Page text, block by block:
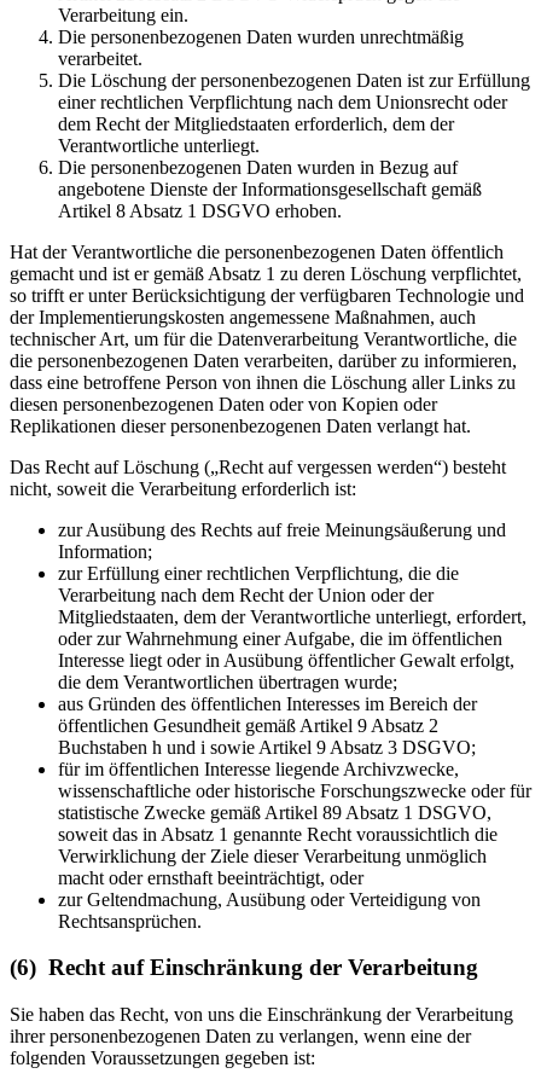
Verarbeitung ein.
Die personenbezogenen Daten wurden unrechtmäßig
verarbeitet.
Die Löschung der personenbezogenen Daten ist zur Erfüllung
einer rechtlichen Verpflichtung nach dem Unionsrecht oder
dem Recht der Mitgliedstaaten erforderlich, dem der
Verantwortliche unterliegt.
Die personenbezogenen Daten wurden in Bezug auf
angebotene Dienste der Informationsgesellschaft gemäß
Artikel 8 Absatz 1 DSGVO erhoben.
Hat der Verantwortliche die personenbezogenen Daten öffentlich
gemacht und ist er gemäß Absatz 1 zu deren Löschung verpflichtet,
so trifft er unter Berücksichtigung der verfügbaren Technologie und
der Implementierungskosten angemessene Maßnahmen, auch
technischer Art, um für die Datenverarbeitung Verantwortliche, die
die personenbezogenen Daten verarbeiten, darüber zu informieren,
dass eine betroffene Person von ihnen die Löschung aller Links zu
diesen personenbezogenen Daten oder von Kopien oder
Replikationen dieser personenbezogenen Daten verlangt hat.
Das Recht auf Löschung („Recht auf vergessen werden“) besteht
nicht, soweit die Verarbeitung erforderlich ist:
zur Ausübung des Rechts auf freie Meinungsäußerung und
Information;
zur Erfüllung einer rechtlichen Verpflichtung, die die
Verarbeitung nach dem Recht der Union oder der
Mitgliedstaaten, dem der Verantwortliche unterliegt, erfordert,
oder zur Wahrnehmung einer Aufgabe, die im öffentlichen
Interesse liegt oder in Ausübung öffentlicher Gewalt erfolgt,
die dem Verantwortlichen übertragen wurde;
aus Gründen des öffentlichen Interesses im Bereich der
öffentlichen Gesundheit gemäß Artikel 9 Absatz 2
Buchstaben h und i sowie Artikel 9 Absatz 3 DSGVO;
für im öffentlichen Interesse liegende Archivzwecke,
wissenschaftliche oder historische Forschungszwecke oder für
statistische Zwecke gemäß Artikel 89 Absatz 1 DSGVO,
soweit das in Absatz 1 genannte Recht voraussichtlich die
Verwirklichung der Ziele dieser Verarbeitung unmöglich
macht oder ernsthaft beeinträchtigt, oder
zur Geltendmachung, Ausübung oder Verteidigung von
Rechtsansprüchen.
(6) Recht auf Einschränkung der Verarbeitung
Sie haben das Recht, von uns die Einschränkung der Verarbeitung
ihrer personenbezogenen Daten zu verlangen, wenn eine der
folgenden Voraussetzungen gegeben ist: